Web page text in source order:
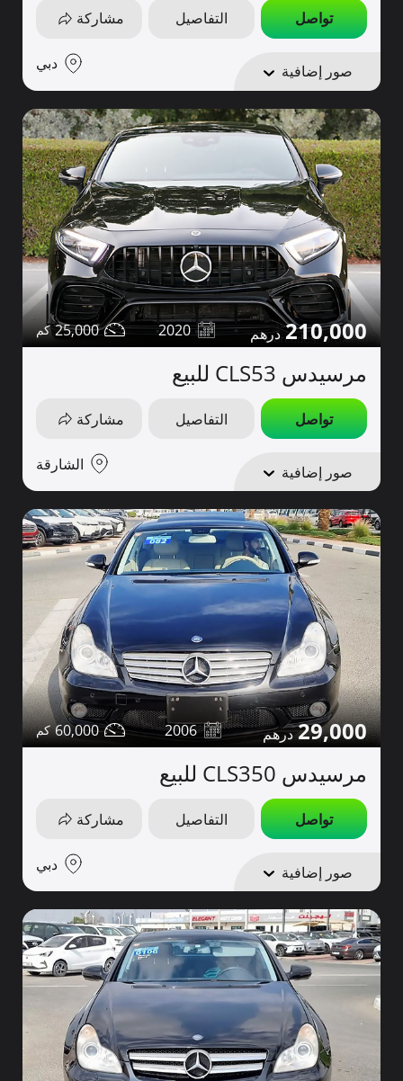
تواصل التفاصيل مشاركة
صور إضافية دبي
210,000
2020
25,000
مرسيدس CLS53 للبيع
تواصل التفاصيل مشاركة
صور إضافية الشارقة
29,000
2006
60,000
مرسيدس CLS350 للبيع
تواصل التفاصيل مشاركة
صور إضافية دبي